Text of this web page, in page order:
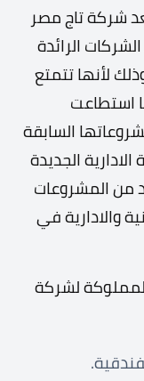
الشركة في عام 2006، تُعد شركة تاج مصر
الرائدة
لأنها تتمتع
استطاعت
السابقة
الجديدة
من المشروعات
والادارية في
لشركة